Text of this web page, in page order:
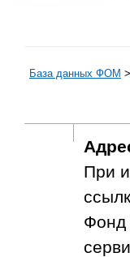
База данных ФОМ >
При
Фонд